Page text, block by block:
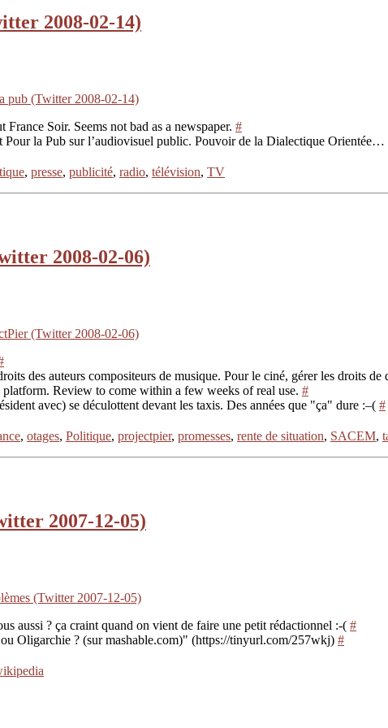
2008-02-14)
pub (Twitter 2008-02-14)
Soir. Seems not bad as a newspaper. #
Pour la Pub sur l’audiovisuel public. Pouvoir de la Dialectique Orientée…
, presse, publicité, radio, télévision, TV
2008-02-06)
(Twitter 2008-02-06)
des auteurs compositeurs de musique. Pour le ciné, gérer les droits de
Review to come within a few weeks of real use. #
avec) se déculottent devant les taxis. Des années que "ça" dure :–( #
, otages, Politique, projectpier, promesses, rente de situation, SACEM,
2007-12-05)
(Twitter 2007-12-05)
aussi ? ça craint quand on vient de faire une petit rédactionnel :-( #
Oligarchie ? (sur mashable.com)" (https://tinyurl.com/257wkj) #